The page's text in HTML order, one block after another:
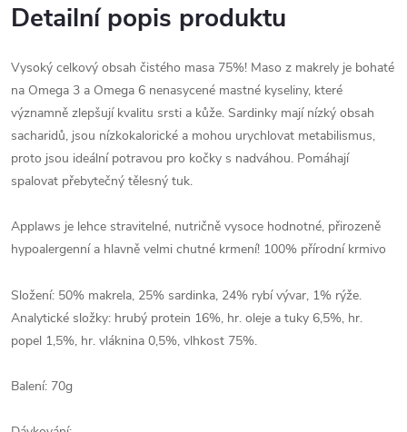
Detailní popis produktu
Vysoký celkový obsah čistého masa 75%! Maso z makrely je bohaté
na Omega 3 a Omega 6 nenasycené mastné kyseliny, které
významně zlepšují kvalitu srsti a kůže. Sardinky mají nízký obsah
sacharidů, jsou nízkokalorické a mohou urychlovat metabilismus,
proto jsou ideální potravou pro kočky s nadváhou. Pomáhají
spalovat přebytečný tělesný tuk.
Applaws je lehce stravitelné, nutričně vysoce hodnotné, přirozeně
hypoalergenní a hlavně velmi chutné krmení! 100% přírodní krmivo
Složení: 50% makrela, 25% sardinka, 24% rybí vývar, 1% rýže.
Analytické složky: hrubý protein 16%, hr. oleje a tuky 6,5%, hr.
popel 1,5%, hr. vláknina 0,5%, vlhkost 75%.
Balení: 70g